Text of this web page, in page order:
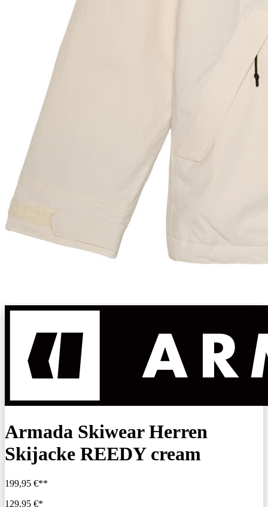
Armada Skiwear Herren
Skijacke REEDY cream
199,95 €**
129,95 €*